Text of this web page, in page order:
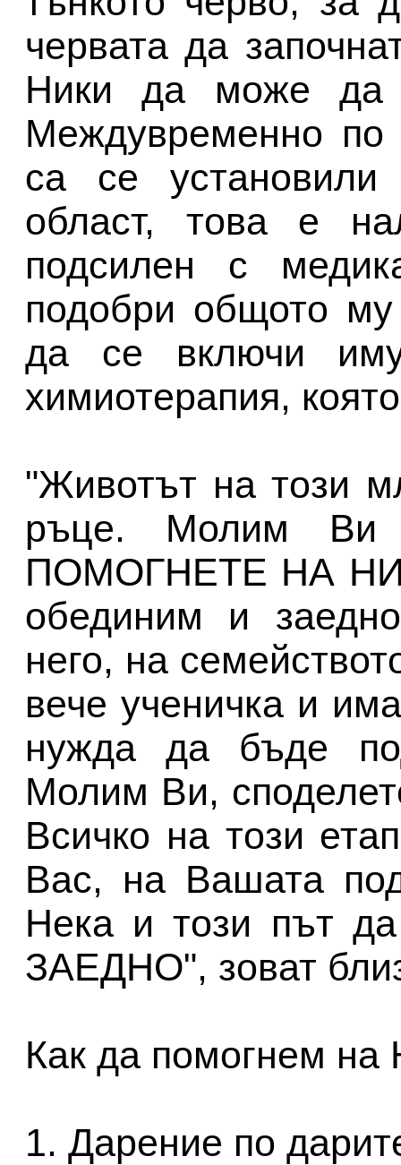
червата да
Ники да може да
Междувременно по
са се установили
област, това е
подсилен с
подобри общото
да се включи
химиотерапия,
"Животът на този
ръце. Молим Ви
ПОМОГНЕТЕ НА
обединим и
него, на
вече ученичка и
нужда да бъде
Молим Ви,
Всичко на този
Вас, на Вашата
Нека и този път
ЗАЕДНО", зоват
Как да помогнем на
1. Дарение по